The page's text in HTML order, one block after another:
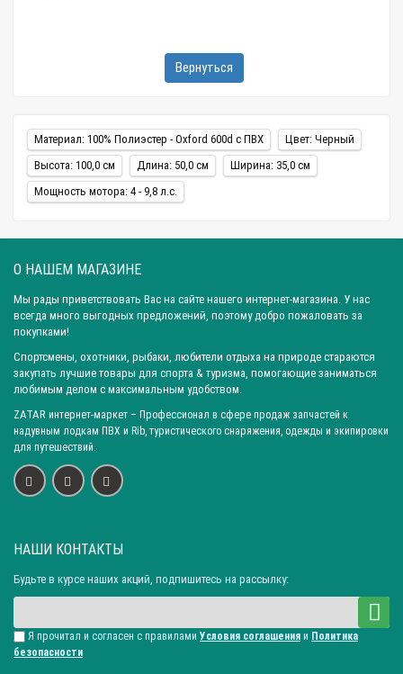
Вернуться
Материал: 100% Полиэстер - Oxford 600d c ПВХ
Цвет: Черный
Высота: 100,0 см
Длина: 50,0 см
Ширина: 35,0 см
Мощность мотора: 4 - 9,8 л.с.
О НАШЕМ МАГАЗИНЕ
Мы рады приветствовать Вас на сайте нашего интернет-магазина. У нас
всегда много выгодных предложений, поэтому добро пожаловать за
покупками!
Спортсмены, охотники, рыбаки, любители отдыха на природе стараются
закупать лучшие товары для спорта & туризма, помогающие заниматься
любимым делом с максимальным удобством.
ZATAR интернет-маркет – Профессионал в сфере продаж запчастей к
надувным лодкам ПВХ и Rib, туристического снаряжения, одежды и экипировки
для путешествий.
НАШИ КОНТАКТЫ
Будьте в курсе наших акций, подпишитесь на рассылку:
Я прочитал и согласен с правилами Условия соглашения и Политика
безопасности